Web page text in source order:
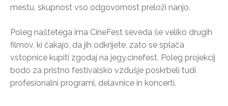
mestu, skupnost vso odgovornost preloži nanjo.
Poleg naštetega ima CineFest seveda še veliko drugih
filmov, ki čakajo, da jih odkrijete, zato se splača
vstopnice kupiti zgodaj na jegy.cinefest. Poleg projekcij
bodo za pristno festivalsko vzdušje poskrbeli tudi
profesionalni programi, delavnice in koncerti.